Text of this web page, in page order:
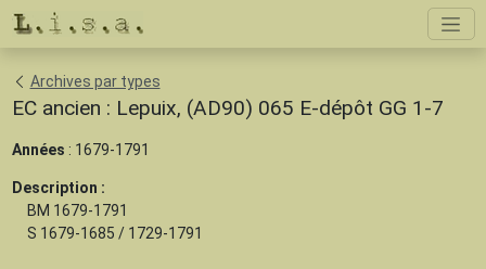
Archives par types
EC ancien : Lepuix, (AD90) 065 E-dépôt GG 1-7
Années : 1679-1791
Description :
BM 1679-1791
S 1679-1685 / 1729-1791